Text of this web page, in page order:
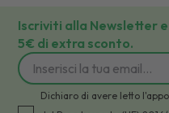
Iscriviti alla Newsletter
5€ di extra sconto.
Dichiaro di avere letto